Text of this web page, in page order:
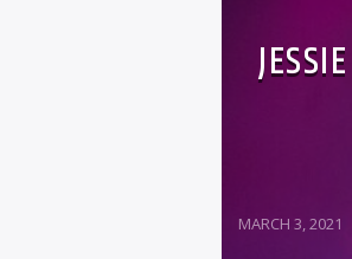
MARCH 3, 2021